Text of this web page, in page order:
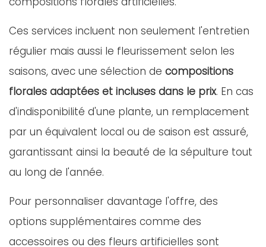
Ces services incluent non seulement l'entretien
régulier mais aussi le fleurissement selon les
saisons, avec une sélection de compositions
florales adaptées et incluses dans le prix. En cas
d'indisponibilité d'une plante, un remplacement
par un équivalent local ou de saison est assuré,
garantissant ainsi la beauté de la sépulture tout
au long de l'année.
Pour personnaliser davantage l'offre, des
options supplémentaires comme des
accessoires ou des fleurs artificielles sont